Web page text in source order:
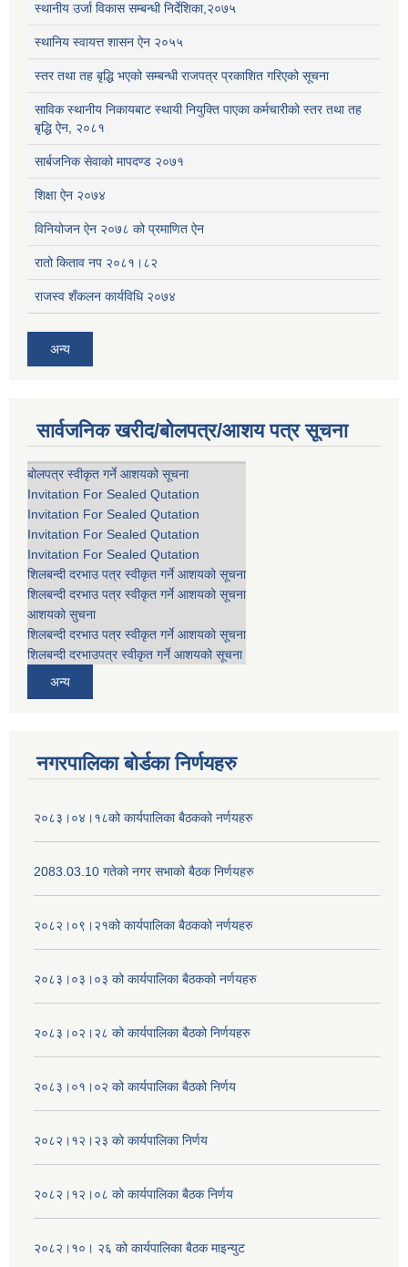
स्थानीय उर्जा विकास सम्बन्धी निर्देशिका,२०७५
स्थानिय स्वायत्त शासन ऐन २०५५
स्तर तथा तह बृद्धि भएको सम्बन्धी राजपत्र प्रकाशित गरिएको सूचना
साविक स्थानीय निकायबाट स्थायी नियुक्ति पाएका कर्मचारीको स्तर तथा तह
बृद्धि ऐन, २०८१
सार्बजनिक सेवाको मापदण्ड २०७१
शिक्षा ऐन २०७४
विनियोजन ऐन २०७८ को प्रमाणित ऐन
रातो किताव नप २०८१।८२
राजस्व शँकलन कार्यविधि २०७४
अन्य
सार्वजनिक खरीद/बोलपत्र/आशय पत्र सूचना
बोलपत्र स्वीकृत गर्ने आशयको सूचना
Invitation For Sealed Qutation
Invitation For Sealed Qutation
Invitation For Sealed Qutation
Invitation For Sealed Qutation
शिलबन्दी दरभाउ पत्र स्वीकृत गर्ने आशयको सूचना
शिलबन्दी दरभाउ पत्र स्वीकृत गर्ने आशयको सूचना
आशयको सुचना
शिलबन्दी दरभाउ पत्र स्वीकृत गर्ने आशयको सूचना
शिलबन्दी दरभाउपत्र स्वीकृत गर्ने आशयको सूचना
अन्य
नगरपालिका बोर्डका निर्णयहरु
२०८३।०४।१८को कार्यपालिका बैठकको नर्णयहरु
2083.03.10 गतेको नगर सभाको बैठक निर्णयहरु
२०८२।०९।२१को कार्यपालिका बैठकको नर्णयहरु
२०८३।०३।०३ को कार्यपालिका बैठकको नर्णयहरु
२०८३।०२।२८ को कार्यपालिका बैठको निर्णयहरु
२०८३।०१।०२ को कार्यपालिका बैठको निर्णय
२०८२।१२।२३ को कार्यपालिका निर्णय
२०८२।१२।०८ को कार्यपालिका बैठक निर्णय
२०८२।१०। २६ को कार्यपालिका बैठक माइन्युट